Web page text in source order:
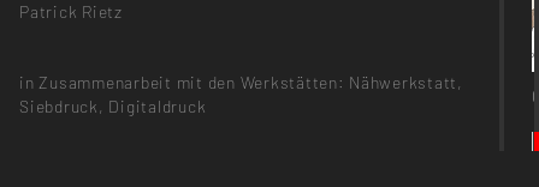
Patrick Rietz
in Zusammenarbeit mit den Werkstätten: Nähwerkstatt,
Siebdruck, Digitaldruck